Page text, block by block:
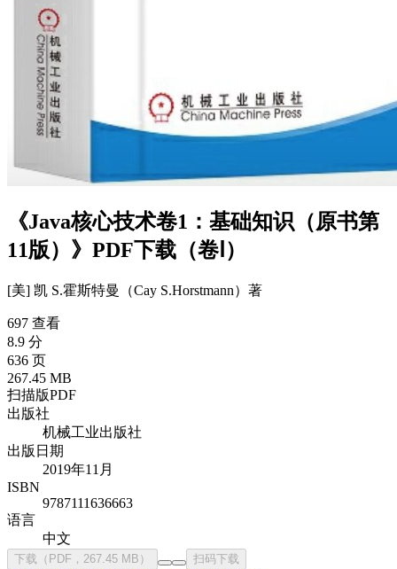
《Java核心技术卷1：基础知识（原书第
11版）》PDF下载（卷Ⅰ）
[美] 凯 S.霍斯特曼（Cay S.Horstmann） 著
697 查看
8.9 分
636 页
267.45 MB
扫描版PDF
出版社
机械工业出版社
出版日期
2019年11月
ISBN
9787111636663
语言
中文
下载（PDF，267.45 MB） 扫码下载